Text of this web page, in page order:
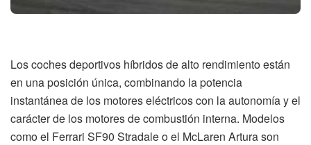
Los coches deportivos híbridos de alto rendimiento están
en una posición única, combinando la potencia
instantánea de los motores eléctricos con la autonomía y el
carácter de los motores de combustión interna. Modelos
como el Ferrari SF90 Stradale o el McLaren Artura son